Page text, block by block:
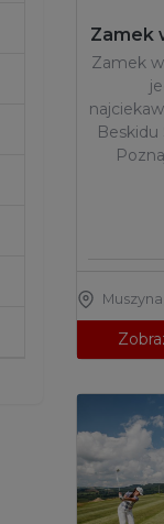
Zamek
Zamek
Beskidu
Muszyna